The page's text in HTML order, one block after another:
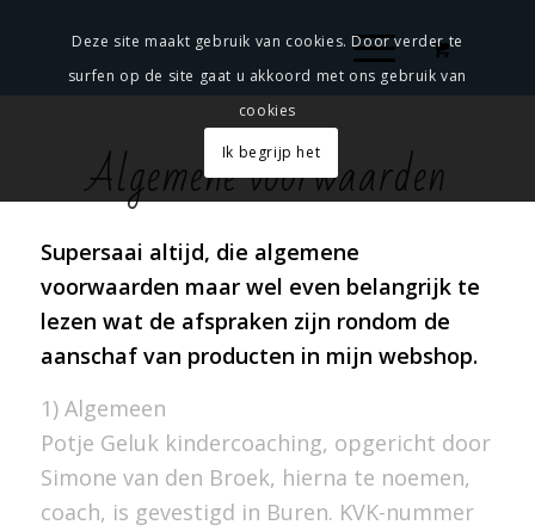
Algemene voorwaarden
Supersaai altijd, die algemene
voorwaarden maar wel even belangrijk te
lezen wat de afspraken zijn rondom de
aanschaf van producten in mijn webshop.
1) Algemeen
Potje Geluk kindercoaching, opgericht door
Simone van den Broek, hierna te noemen,
coach, is gevestigd in Buren. KVK-nummer
Deze site maakt gebruik van cookies. Door verder te
surfen op de site gaat u akkoord met ons gebruik van
cookies
Ik begrijp het